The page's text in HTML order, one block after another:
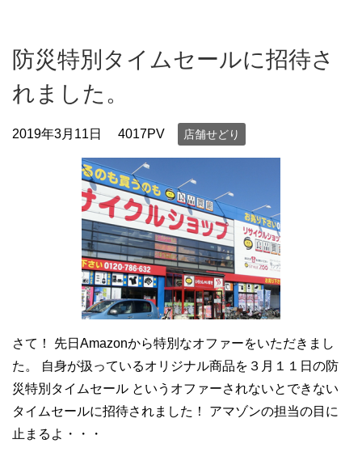
防災特別タイムセールに招待さ
れました。
2019年3月11日 4017PV 店舗せどり
さて！ 先日Amazonから特別なオファーをいただきまし
た。 自身が扱っているオリジナル商品を３月１１日の防
災特別タイムセール というオファーされないとできない
タイムセールに招待されました！ アマゾンの担当の目に
止まるよ・・・